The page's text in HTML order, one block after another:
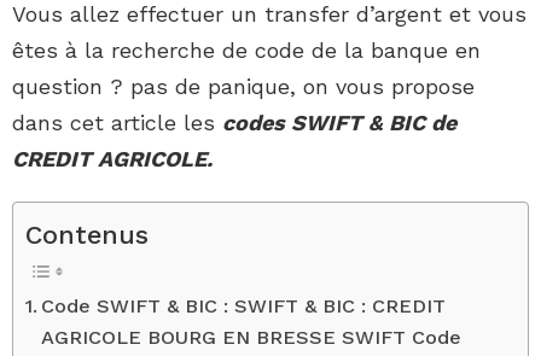
Vous allez effectuer un transfer d’argent et vous
êtes à la recherche de code de la banque en
question ? pas de panique, on vous propose
dans cet article les codes SWIFT & BIC de
CREDIT AGRICOLE.
Contenus
Code SWIFT & BIC : SWIFT & BIC : CREDIT
AGRICOLE BOURG EN BRESSE SWIFT Code